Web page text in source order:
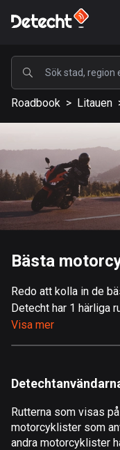
POPULÄRA
USA
588643 rutter
Sverige
204105 rutter
115510 rutter
9 rutter
519 rutter
Albanien
Algeriet
175 rutter
Roadbook > Litauen
Bästa
Redo att kolla in de
Detecht har 1 härliga
Visa mer
Rutterna som visas
motorcyklister som
andra motorcyklister